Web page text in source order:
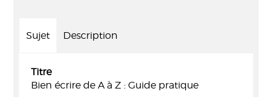
Sujet Description
Titre
Bien écrire de A à Z : Guide pratique